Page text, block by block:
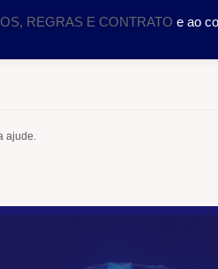
CURSOS SERVIÇOS
ajude.
REGRAS E CONTRATO e ao